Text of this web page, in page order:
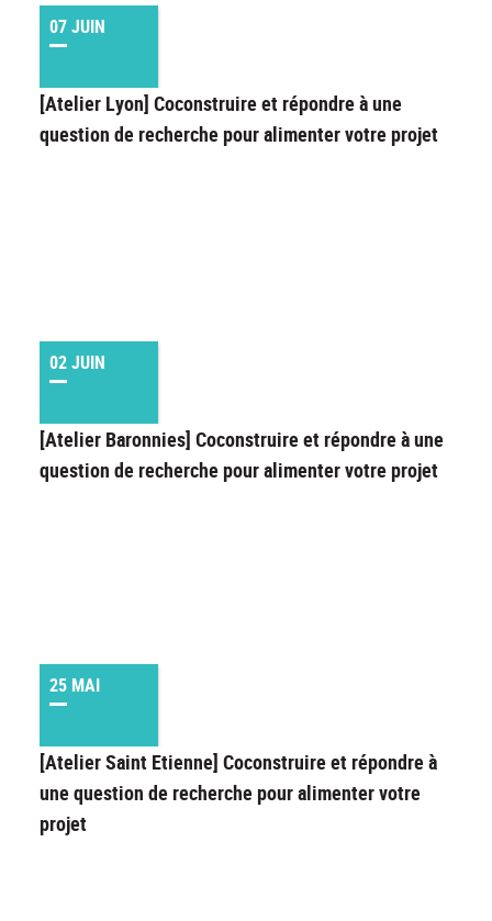
07 JUIN
[Atelier Lyon] Coconstruire et répondre à une
question de recherche pour alimenter votre projet
02 JUIN
[Atelier Baronnies] Coconstruire et répondre à une
question de recherche pour alimenter votre projet
25 MAI
[Atelier Saint Etienne] Coconstruire et répondre à
une question de recherche pour alimenter votre
projet